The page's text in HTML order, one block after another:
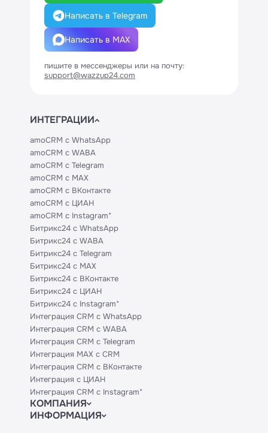
Написать в Telegram
Написать в MAX
пишите в мессенджеры или на почту:
support@wazzup24.com
ИНТЕГРАЦИИ
amoCRM с WhatsApp
amoCRM с WABA
amoCRM с Telegram
amoCRM с MAX
amoCRM с ВКонтакте
amoCRM с ЦИАН
amoCRM с Instagram*
Битрикс24 с WhatsApp
Битрикс24 с WABA
Битрикс24 с Telegram
Битрикс24 с MAX
Битрикс24 с ВКонтакте
Битрикс24 с ЦИАН
Битрикс24 с Instagram*
Интеграция CRM с WhatsApp
Интеграция CRM с WABA
Интеграция CRM с Telegram
Интеграция MAX с CRM
Интеграция CRM с ВКонтакте
Интеграция с ЦИАН
Интеграция CRM с Instagram*
КОМПАНИЯ
Блог
ИНФОРМАЦИЯ